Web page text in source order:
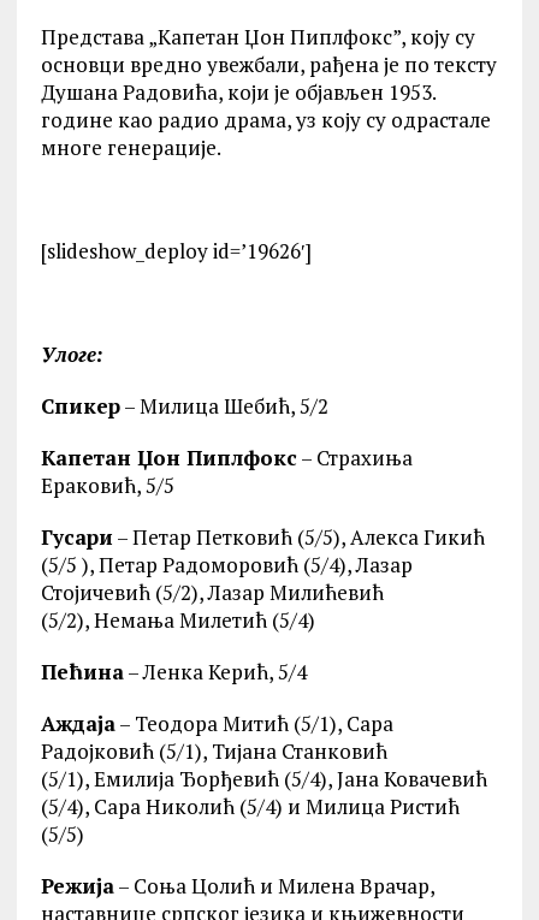
Представа „Капетан Џон Пиплфокс”, коју су
основци вредно увежбали, рађена је по тексту
Душана Радовића, који је објављен 1953.
године као радио драма, уз коју су одрастале
многе генерације.
[slideshow_deploy id=’19626′]
Улоге:
Спикер– Милица Шебић, 5/2
Капетан Џон Пиплфокс– Страхиња
Ераковић, 5/5
Гусари – Петар Петковић (5/5), Алекса Гикић
(5/5 ), Петар Радоморовић (5/4), Лазар
Стојичевић (5/2), Лазар Милићевић
(5/2), Немања Милетић (5/4)
Пећина– Ленка Керић, 5/4
Аждаја– Теодора Митић (5/1), Сара
Радојковић (5/1), Тијана Станковић
(5/1), Емилија Ђорђевић (5/4), Јана Ковачевић
(5/4), Сара Николић (5/4) и Милица Ристић
(5/5)
Режија– Соња Цолић и Милена Врачар,
наставнице српског језика и књижевности